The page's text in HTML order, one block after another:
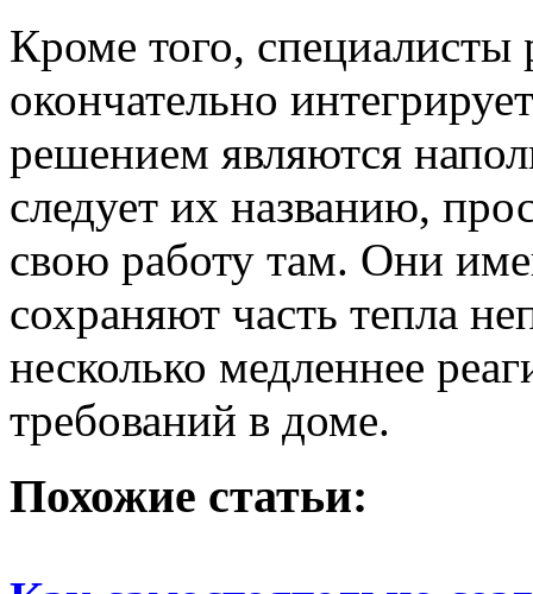
Кроме того, специалисты
окончательно
решением являются
следует их названию,
свою работу там. Они
сохраняют часть тепла
несколько медленнее
требований в доме.
Похожие статьи: